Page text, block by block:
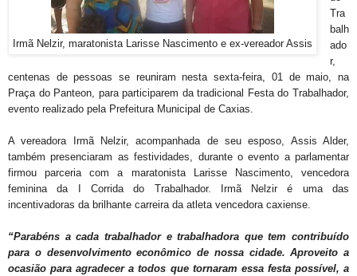
Irmã Nelzir, maratonista Larisse Nascimento e ex-vereador Assis
Tra
balh
ado
r,
centenas de pessoas se reuniram nesta sexta-feira, 01 de maio, na
Praça do Panteon, para participarem da tradicional Festa do Trabalhador,
evento realizado pela Prefeitura Municipal de Caxias.
A vereadora Irmã Nelzir, acompanhada de seu esposo, Assis Alder,
também presenciaram as festividades, durante o evento a parlamentar
firmou parceria com a maratonista Larisse Nascimento, vencedora
feminina da I Corrida do Trabalhador. Irmã Nelzir é uma das
incentivadoras da brilhante carreira da atleta vencedora caxiense.
“Parabéns a cada trabalhador e trabalhadora que tem contribuído
para o desenvolvimento econômico de nossa cidade. Aproveito a
ocasião para agradecer a todos que tornaram essa festa possível, a